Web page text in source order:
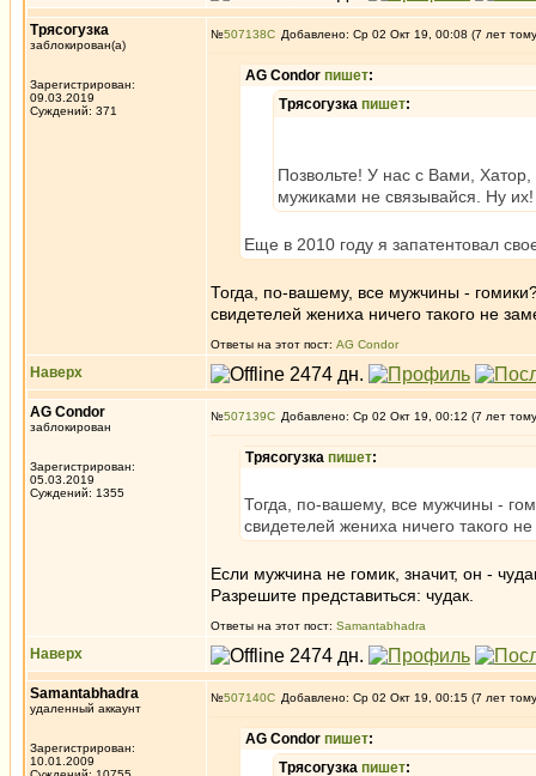
Трясогузка
заблокирован(а)
Зарегистрирован:
09.03.2019
Суждений: 371
№507138 Добавлено: Ср 02 Окт 19, 00:08 (7 лет
AG Condor пишет:
Трясогузка пишет:
Позвольте! У нас с Вами,
мужиками не связывайся. Ну
Еще в 2010 году я запатентовал
Тогда, по-вашему, все мужчины -
свидетелей жениха ничего такого не
Ответы на этот пост: AG Condor
Наверх
AG Condor
заблокирован
Зарегистрирован:
05.03.2019
Суждений: 1355
№507139 Добавлено: Ср 02 Окт 19, 00:12 (7 лет
Трясогузка пишет:
Тогда, по-вашему, все мужчины -
свидетелей жениха ничего такого
Если мужчина не гомик, значит, он -
Разрешите представиться: чудак.
Ответы на этот пост: Samantabhadra
Наверх
Samantabhadra
удаленный аккаунт
Зарегистрирован:
10.01.2009
№507140 Добавлено: Ср 02 Окт 19, 00:15 (7 лет
AG Condor пишет:
Трясогузка пишет: